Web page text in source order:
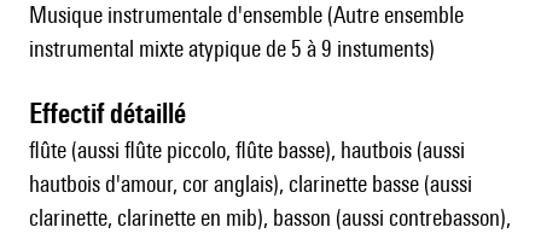
Musique instrumentale d'ensemble (Autre ensemble
instrumental mixte atypique de 5 à 9 instuments)
effectif détaillé
flûte (aussi flûte piccolo, flûte basse), hautbois (aussi
hautbois d'amour, cor anglais), clarinette basse (aussi
clarinette, clarinette en mib), basson (aussi contrebasson),